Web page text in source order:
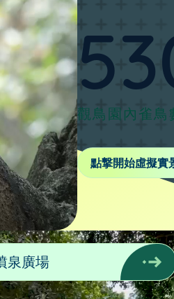
觀鳥園內雀鳥
點撃開始虛擬實
泉廣場